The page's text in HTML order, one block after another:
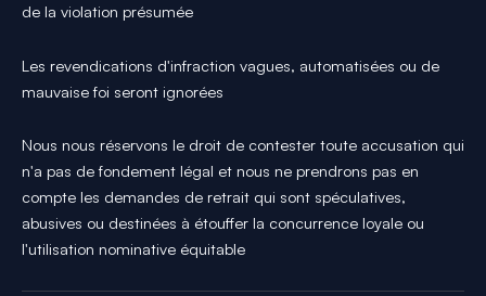
de la violation présumée
Les revendications d'infraction vagues, automatisées ou de
mauvaise foi seront ignorées
Nous nous réservons le droit de contester toute accusation qui
n'a pas de fondement légal et nous ne prendrons pas en
compte les demandes de retrait qui sont spéculatives,
abusives ou destinées à étouffer la concurrence loyale ou
l'utilisation nominative équitable